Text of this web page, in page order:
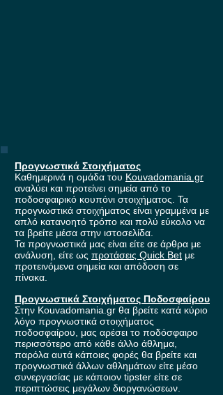
Προγνωστικά Στοιχήματος
Καθημερινά η ομάδα του Kouvadomania.gr
αναλύει και προτείνει σημεία από το
ποδοσφαιρικό κουπόνι στοιχήματος. Τα
προγνωστικά στοιχήματος είναι γραμμένα με
απλό κατανοητό τρόπο και πολύ εύκολο να
τα βρείτε μέσα στην ιστοσελίδα.
Τα προγνωστικά μας είναι είτε σε άρθρα με
ανάλυση, είτε ως προτάσεις Quick Bet με
προτεινόμενα σημεία και απόδοση σε
πίνακα.
Προγνωστικά Στοιχήματος Ποδοσφαίρου
Στην Kouvadomania.gr θα βρείτε κατά κύριο
λόγο προγνωστικά στοιχήματος
ποδοσφαίρου, μας αρέσει το ποδόσφαιρο
περισσότερο από κάθε άλλο άθλημα,
παρόλα αυτά κάποιες φορές θα βρείτε και
προγνωστικά άλλων αθλημάτων είτε μέσο
συνεργασίας με κάποιον tipster είτε σε
περιπτώσεις μεγάλων διοργανώσεων.